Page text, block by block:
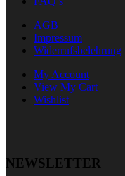
AGB
Impressum
Widerrufsbelehrung
My Account
View My Cart
Wishlist
NEWSLETTER